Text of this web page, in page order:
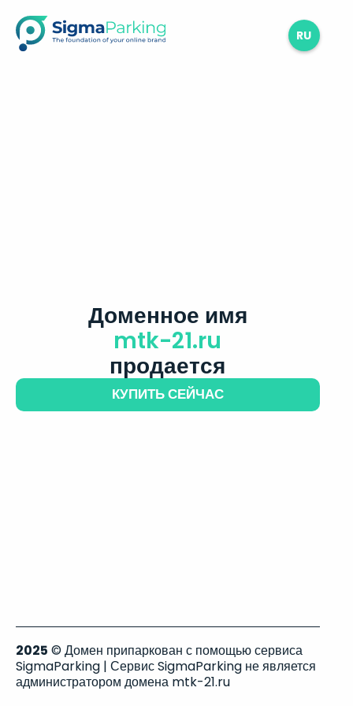
RU
Доменное имя
mtk-21.ru
продается
КУПИТЬ СЕЙЧАС
2025 © Домен припаркован с помощью сервиса
SigmaParking | Сервис SigmaParking не является
администратором домена mtk-21.ru